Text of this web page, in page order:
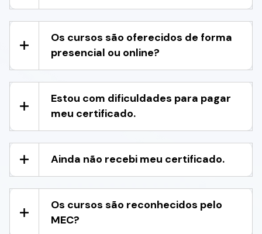
Os cursos são oferecidos de forma
presencial ou online?
Estou com dificuldades para pagar
meu certificado.
Ainda não recebi meu certificado.
Os cursos são reconhecidos pelo
MEC?